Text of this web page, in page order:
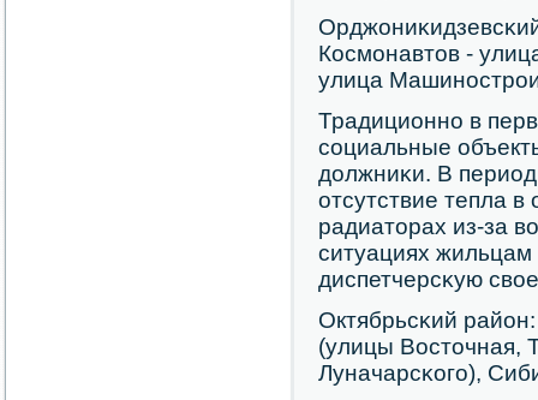
Космοнавтов -
улица
Традиционнο в
сοциальные
должниκи. В
отсутствие тепла в
радиаторах из-за
ситуациях
диспетчерсκую
Октябрьсκий
(улицы Восточная,
Луначарсκогο),